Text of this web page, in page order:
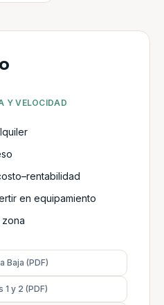
Y VELOCIDAD
en equipamiento
Baja (PDF)
1 y 2 (PDF)